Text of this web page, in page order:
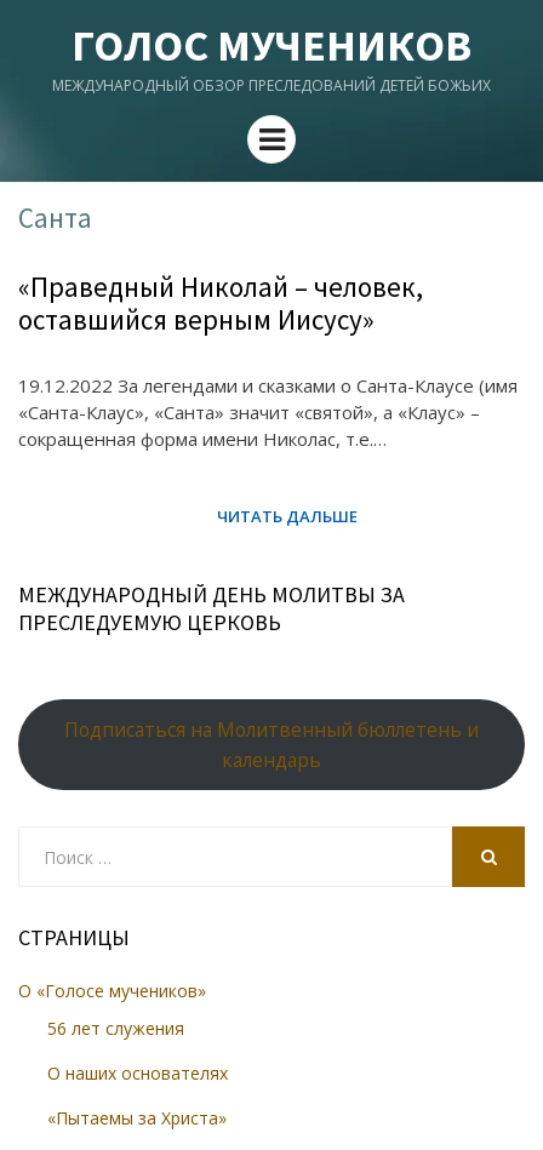
ГОЛОС МУЧЕНИКОВ
МЕЖДУНАРОДНЫЙ ОБЗОР ПРЕСЛЕДОВАНИЙ ДЕТЕЙ БОЖЬИХ
Menu
Санта
«Праведный Николай – человек,
оставшийся верным Иисусу»
19.12.2022 За легендами и сказками о Санта-Клаусе (имя
«Санта-Клаус», «Санта» значит «святой», а «Клаус» –
сокращенная форма имени Николас, т.е.…
МЕЖДУНАРОДНЫЙ ДЕНЬ МОЛИТВЫ ЗА
ПРЕСЛЕДУЕМУЮ ЦЕРКОВЬ
Подписаться на Молитвенный бюллетень и
календарь
СТРАНИЦЫ
О «Голосе мучеников»
56 лет служения
О наших основателях
«Пытаемы за Христа»